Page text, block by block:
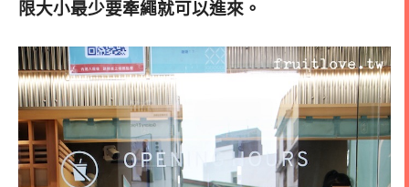
限大小最少要牽繩就可以進來 。